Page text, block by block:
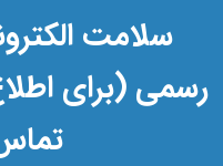
سلامت
رسمی (برای